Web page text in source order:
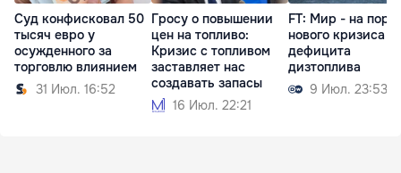
Суд конфисковал 50
тысяч евро у
осужденного за
торговлю влиянием
31 Июл. 16:52
Гросу о повышении
цен на топливо:
Кризис с топливом
заставляет нас
создавать запасы
16 Июл. 22:21
FT: Мир - на
нового кризиса
дефицита
дизтоплива
9 Июл. 23:53